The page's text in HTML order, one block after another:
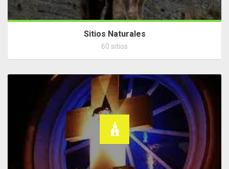
Sitios Naturales
60 sitios